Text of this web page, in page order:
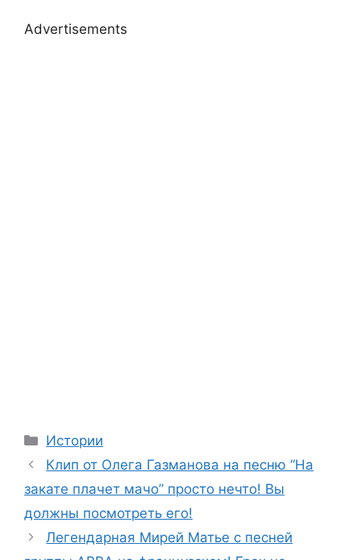
Advertisements
Categories
Истории
Клип от Олега Газманова на песню “На
закате плачет мачо” просто нечто! Вы
должны посмотреть его!
Легендарная Мирей Матье с песней